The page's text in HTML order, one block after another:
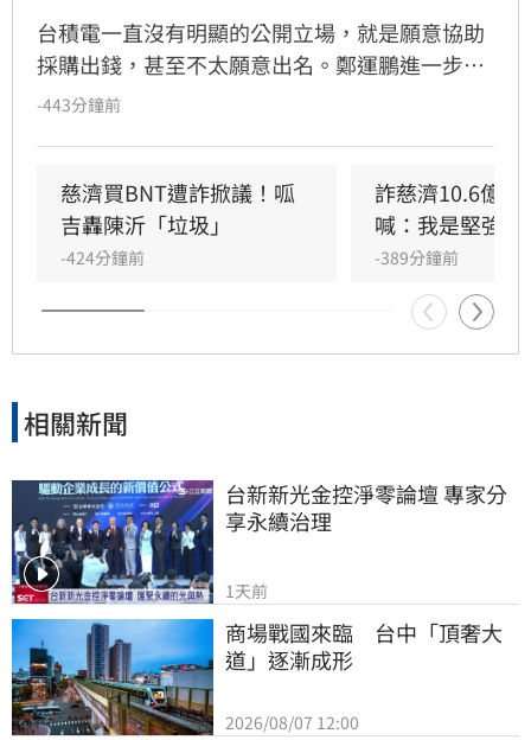
台積電一直沒有明顯的公開立場，就是願意協助
採購出錢，甚至不太願意出名。鄭運鵬進一步指
出，慈濟和鴻海、台積電不同的地方在於慈濟本
不過回頭驗證，慈濟在當時的採購過程中幾乎沒
有角色，但是，慈濟在當年是最常表態的，顯然
慈濟內部在BNT的這麼大金額的重要採購上，慈
濟醫院並沒有被賦予重要的角色，原因不明。
-443分鐘前
慈濟買BNT遭詐掀議！呱
吉轟陳沂「垃圾」
-424分鐘前
詐慈濟10.6億！
喊：我是堅強的
-389分鐘前
相關新聞
台新新光金控淨零論壇 專家分
享永續治理
1天前
商場戰國來臨　台中「頂奢大
道」逐漸成形
2026/08/07 12:00